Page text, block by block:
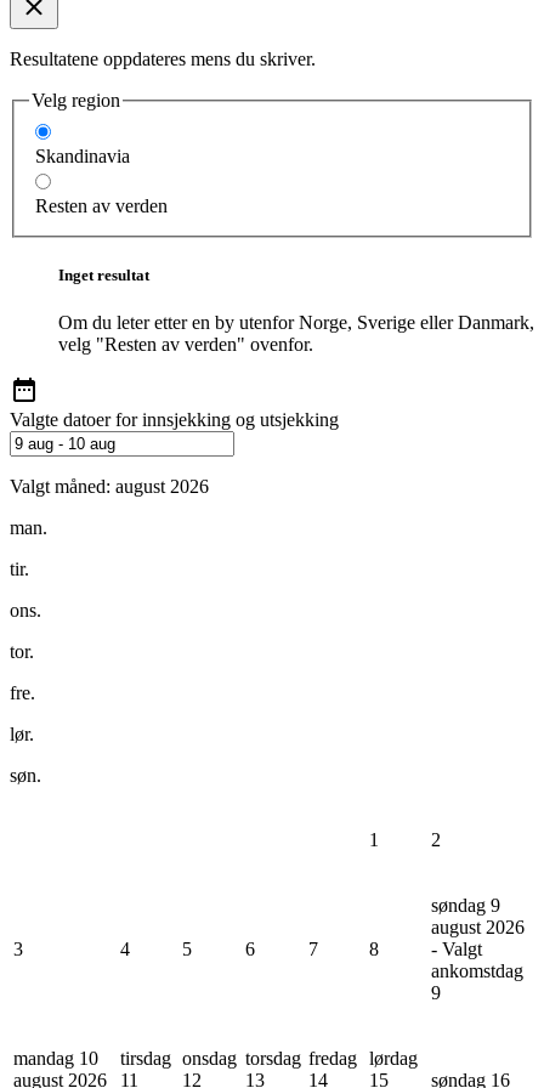
Resultatene oppdateres mens du skriver.
Velg region
Skandinavia
Resten av verden
Inget resultat
Om du leter etter en by utenfor Norge, Sverige eller Danmark,
velg "Resten av verden" ovenfor.
Valgte datoer for innsjekking og utsjekking
Valgt måned: august 2026
man.
tir.
ons.
tor.
fre.
lør.
søn.
1 2
3 4 5 6 7 8
søndag 9
august 2026
- Valgt
ankomstdag
9
mandag 10
august 2026
tirsdag
11
onsdag
12
torsdag
13
fredag
14
lørdag
15
søndag 16